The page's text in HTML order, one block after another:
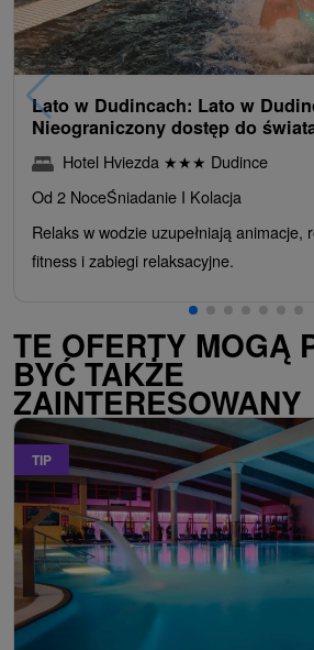
Lato w Dudincach: Lato w
Nieograniczony dostęp do
Hotel Hviezda ★★★ Dudince
Od 2 NoceŚniadanie I Kolacja
Relaks w wodzie uzupełniają animacje,
fitness i zabiegi relaksacyjne.
TE OFERTY MOGĄ
BYĆ TAKŻE
ZAINTERESOWANY
TIP